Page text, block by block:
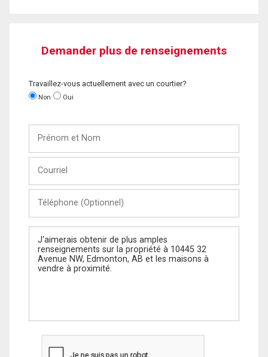
Demander plus de renseignements
Travaillez-vous actuellement avec un courtier?
Non Oui
Nom
(Optionnel)
Message